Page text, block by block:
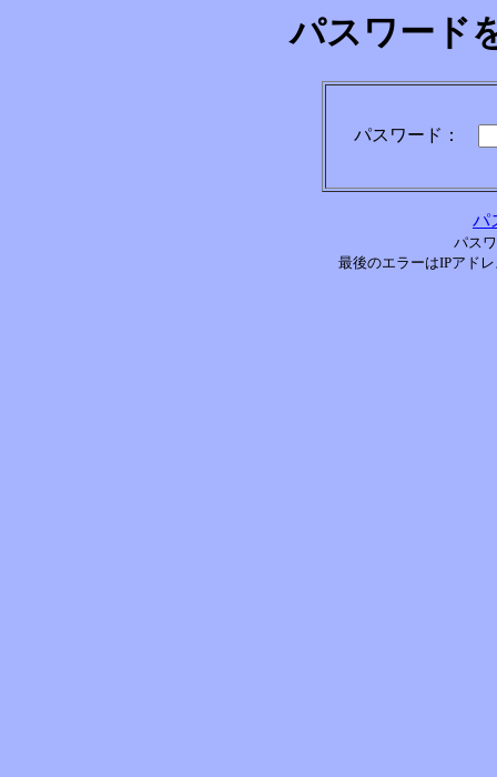
パスワード
パスワード：
パ
パス
最後のエラーはIPアド